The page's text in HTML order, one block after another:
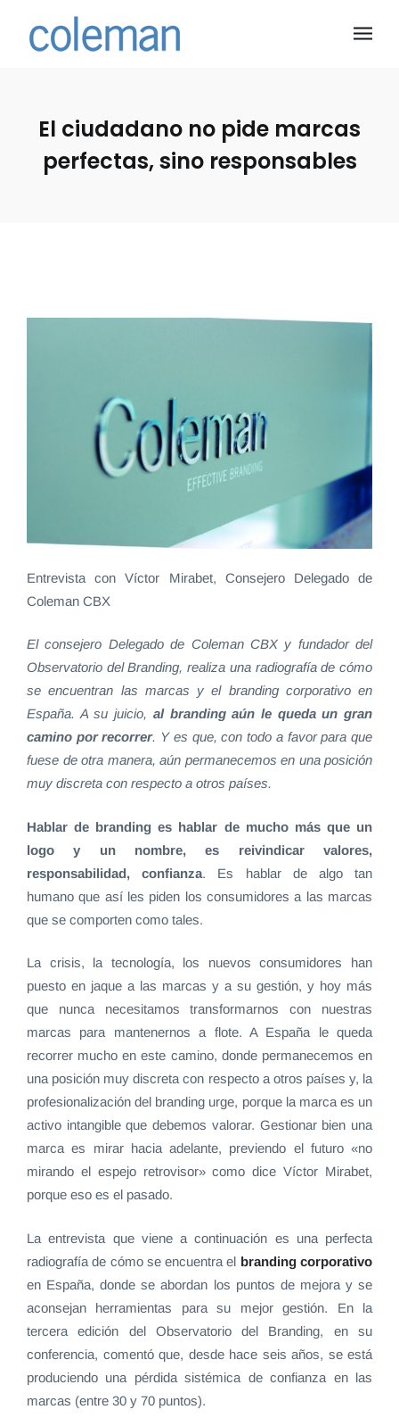
El ciudadano no pide marcas
perfectas, sino responsables
Entrevista con Víctor Mirabet, Consejero Delegado de
Coleman CBX
El consejero Delegado de Coleman CBX y fundador del
Observatorio del Branding, realiza una radiografía de cómo
se encuentran las marcas y el branding corporativo en
España. A su juicio, al branding aún le queda un gran
camino por recorrer. Y es que, con todo a favor para que
fuese de otra manera, aún permanecemos en una posición
muy discreta con respecto a otros países.
Hablar de branding es hablar de mucho más que un
logo y un nombre, es reivindicar valores,
responsabilidad, confianza. Es hablar de algo tan
humano que así les piden los consumidores a las marcas
que se comporten como tales.
La crisis, la tecnología, los nuevos consumidores han
puesto en jaque a las marcas y a su gestión, y hoy más
que nunca necesitamos transformarnos con nuestras
marcas para mantenernos a flote. A España le queda
recorrer mucho en este camino, donde permanecemos en
una posición muy discreta con respecto a otros países y, la
profesionalización del branding urge, porque la marca es un
activo intangible que debemos valorar. Gestionar bien una
marca es mirar hacia adelante, previendo el futuro «no
mirando el espejo retrovisor» como dice Víctor Mirabet,
porque eso es el pasado.
La entrevista que viene a continuación es una perfecta
radiografía de cómo se encuentra el branding corporativo
en España, donde se abordan los puntos de mejora y se
aconsejan herramientas para su mejor gestión. En la
tercera edición del Observatorio del Branding, en su
conferencia, comentó que, desde hace seis años, se está
produciendo una pérdida sistémica de confianza en las
marcas (entre 30 y 70 puntos).